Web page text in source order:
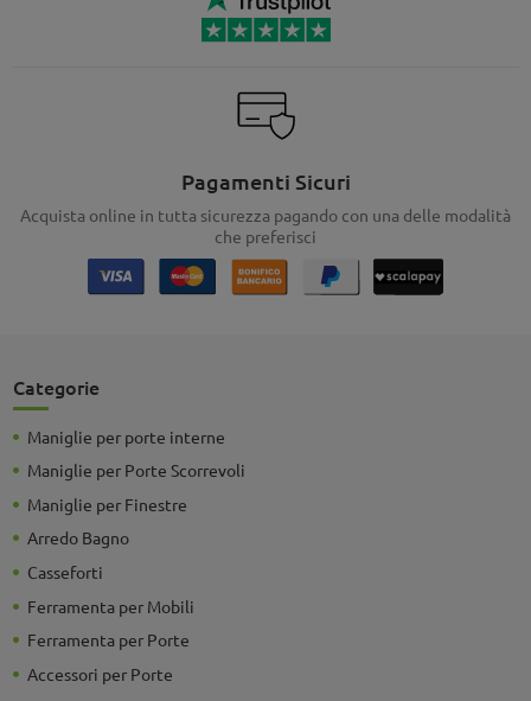
Pagamenti Sicuri
Acquista online in tutta sicurezza pagando con una delle modalità
che preferisci
Categorie
Maniglie per porte interne
Maniglie per Porte Scorrevoli
Maniglie per Finestre
Arredo Bagno
Casseforti
Ferramenta per Mobili
Ferramenta per Porte
Accessori per Porte